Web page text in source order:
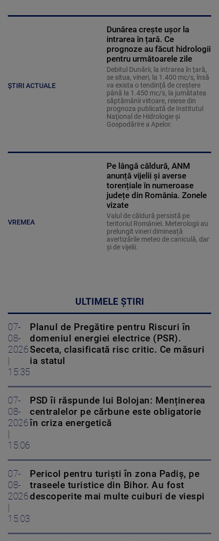
ȘTIRI ACTUALE
Dunărea crește ușor la
intrarea în țară. Ce
prognoze au făcut hidrologii
pentru următoarele zile
Debitul Dunării, la intrarea în ţară,
se situa, vineri, la 1.400 mc/s, însă
va exista o tendinţă de creştere
până la 1.450 mc/s, la jumătatea
săptămânii viitoare, reiese din
prognoza publicată de Institutul
Naţional de Hidrologie şi
Gospodărire a Apelor.
VREMEA
Pe lângă căldură, ANM
anunță vijelii și averse
torențiale în numeroase
județe din România. Zonele
vizate
Valul de căldură persistă pe
teritoriul României. Meterologii au
prelungit vineri dimineață
avertizările meteo de caniculă, dar
și de vijelii.
ULTIMELE ȘTIRI
07-
08-
2026
|
15:35
Planul de Pregătire pentru Riscuri în
domeniul energiei electrice (PSR).
Seceta, clasificată risc critic. Ce măsuri
ia statul
07-
08-
2026
|
15:06
PSD îi răspunde lui Bolojan: Menținerea
centralelor pe cărbune este obligatorie
în criza energetică
07-
08-
2026
|
15:03
Pericol pentru turiști în zona Padiș, pe
traseele turistice din Bihor. Au fost
descoperite mai multe cuiburi de viespi